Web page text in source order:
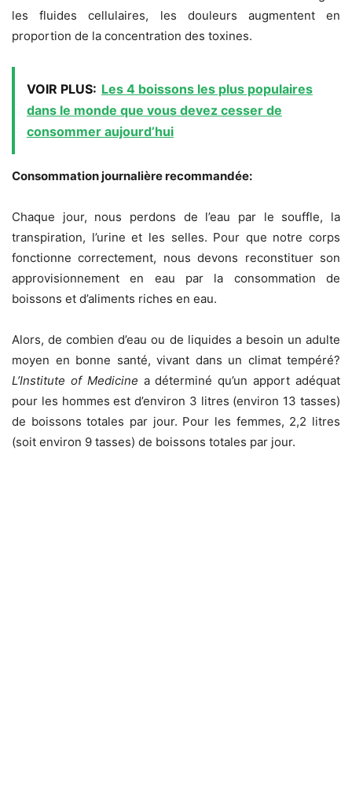
les fluides cellulaires, les douleurs augmentent en
proportion de la concentration des toxines.
VOIR PLUS: Les 4 boissons les plus populaires
dans le monde que vous devez cesser de
consommer aujourd’hui
Consommation journalière recommandée:
Chaque jour, nous perdons de l’eau par le souffle, la
transpiration, l’urine et les selles. Pour que notre corps
fonctionne correctement, nous devons reconstituer son
approvisionnement en eau par la consommation de
boissons et d’aliments riches en eau.
Alors, de combien d’eau ou de liquides a besoin un adulte
moyen en bonne santé, vivant dans un climat tempéré?
L’Institute of Medicine a déterminé qu’un apport adéquat
pour les hommes est d’environ 3 litres (environ 13 tasses)
de boissons totales par jour. Pour les femmes, 2,2 litres
(soit environ 9 tasses) de boissons totales par jour.